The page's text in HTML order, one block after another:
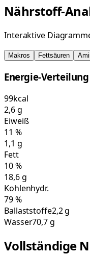
Nährstoff-
Interaktive
Makros Fettsäuren
Energie-Verteilung
99kcal
2,6g
Eiweiß
11 %
1,1 g
Fett
10%
18,6g
Kohlenhydr.
79%
Ballaststoffe2,2 g
Wasser70,7 g
Vollständige